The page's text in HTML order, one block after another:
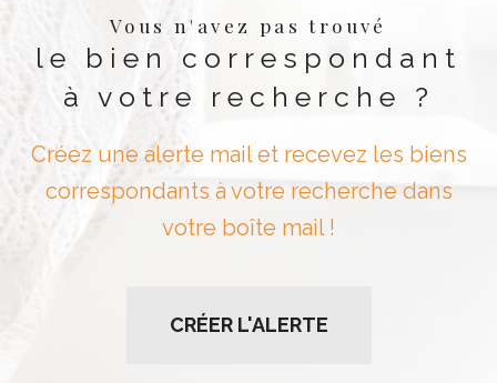
Vous n'avez pas trouvé
le bien correspondant
à votre recherche ?
Créez une alerte mail et recevez les biens
correspondants à votre recherche dans
votre boîte mail !
CRÉER L'ALERTE